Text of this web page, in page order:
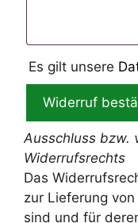
Es gilt unsere
Widerruf
Ausschluss bzw.
Widerrufsrechts
Das
zur Lieferung
sind und für